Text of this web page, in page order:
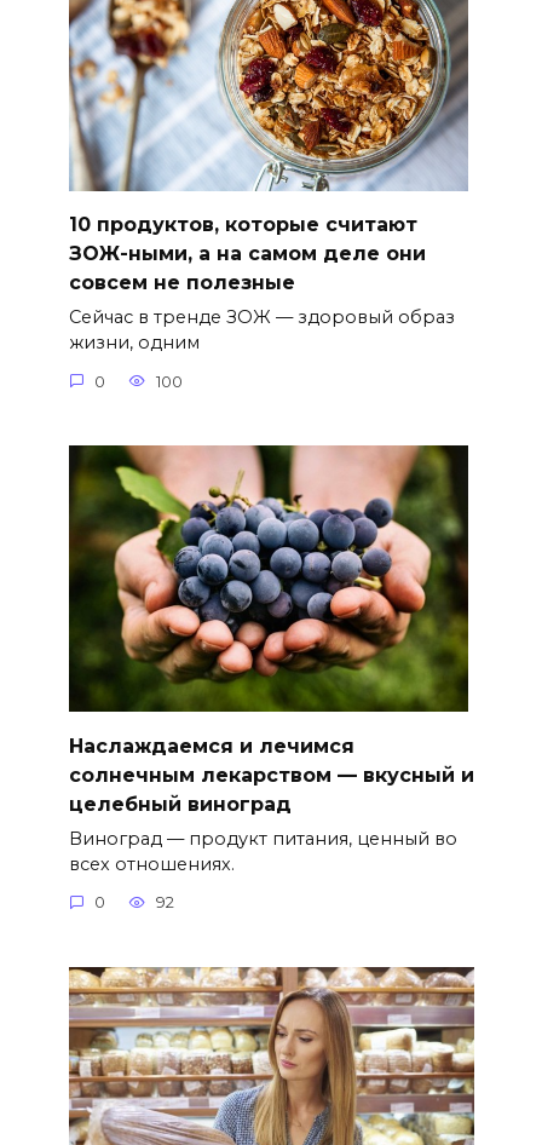
10 продуктов, которые считают
ЗОЖ-ными, а на самом деле они
совсем не полезные
Сейчас в тренде ЗОЖ — здоровый образ
жизни, одним
0 100
Наслаждаемся и лечимся
солнечным лекарством — вкусный и
целебный виноград
Виноград — продукт питания, ценный во
всех отношениях.
0 92